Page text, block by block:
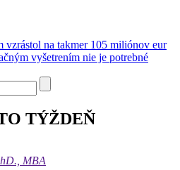
vzrástol na takmer 105 miliónov eur
vyšetrením nie je potrebné
TÝŽDEŇ
MBA